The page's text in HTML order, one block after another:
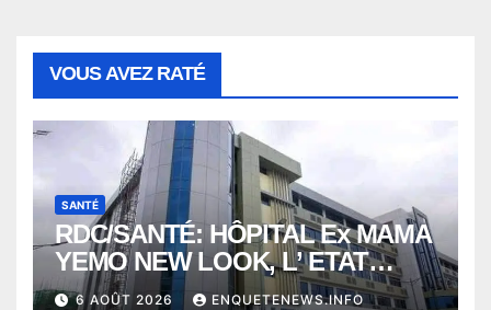
VOUS AVEZ RATÉ
SANTÉ
RDC/SANTÉ: HÔPITAL Ex MAMA
YEMO NEW LOOK, L’ ETAT
PERD LE CONTROLE
6 AOÛT 2026 ENQUETENEWS.INFO